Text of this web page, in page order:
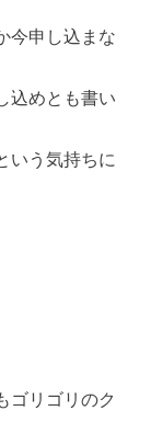
今申し込まな
込めとも書い
いう気持ちに
ゴリゴリのク